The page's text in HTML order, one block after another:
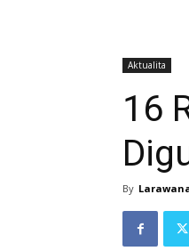
Aktualita
16
By